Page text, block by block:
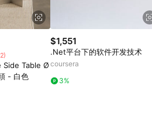
Side Table Ø
- 白色
$1,551
.Net平台下的软件开发技术
coursera
3%